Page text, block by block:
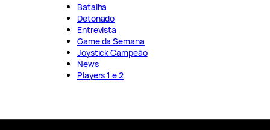
Batalha
Detonado
Entrevista
Game da Semana
Joystick Campeão
News
Players 1 e 2